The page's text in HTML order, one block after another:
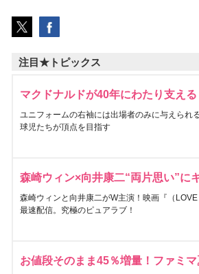
注目★トピックス
マクドナルドが40年にわたり支える
ユニフォームの右袖には出場者のみに与えられ
球児たちが頂点を目指す
森崎ウィン×向井康二“両片思い”に
森崎ウィンと向井康二がW主演！映画『（
最速配信。究極のピュアラブ！
お値段そのまま45％増量！ファミ